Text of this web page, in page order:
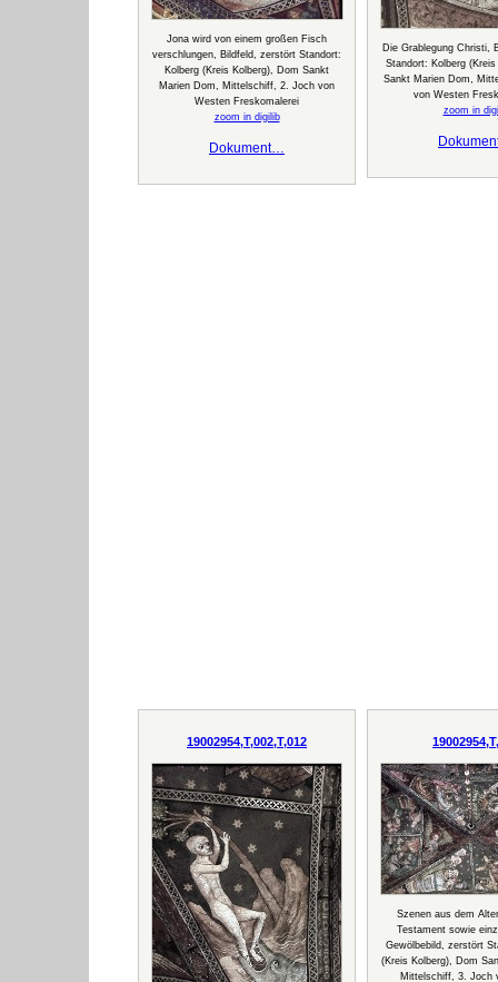
Jona wird von einem großen Fisch
verschlungen, Bildfeld, zerstört Standort:
Kolberg (Kreis Kolberg), Dom Sankt
Marien Dom, Mittelschiff, 2. Joch von
Westen Freskomalerei
zoom in digilib
Dokument…
Die Grablegung Christi,
Standort: Kolberg
Sankt Marien Dom,
von Westen
zoom in
19002954,T,002,T,012
Szenen aus dem
Testament sowie
Gewölbebild, zerstört
(Kreis Kolberg), Dom
Mittelschiff, 3. Joch